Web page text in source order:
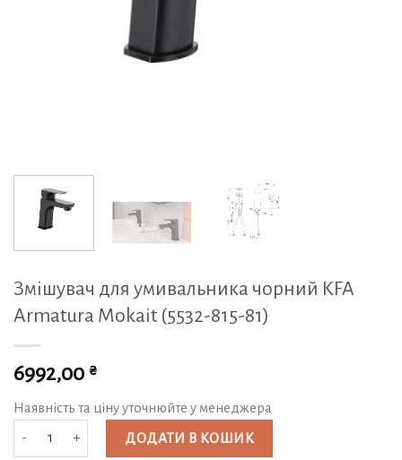
Змішувач для умивальника чорний KFA
Armatura Mokait (5532-815-81)
6992,00 ₴
Наявність та ціну уточнюйте у менеджера
ДОДАТИ В КОШИК